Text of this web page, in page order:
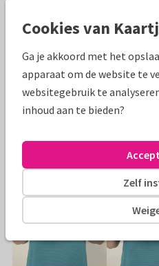
Specificaties bij deze kaart
Papiersoort: Glans
Envelop: Geen,
Cookies van
Ga je akkoord met het
apparaat om de website te
websitegebruik te
inhoud aan te bieden?
Zelf